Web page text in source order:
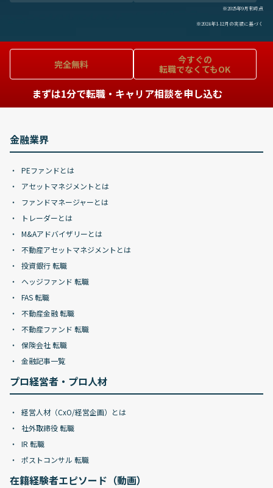
※2025年9月末時点
※2024年1-12月の実績に基づく
完全無料
今すぐの
転職でなくてもOK
まずは1分で転職・キャリア相談を申し込む
金融業界
PEファンドとは
アセットマネジメントとは
ファンドマネージャーとは
トレーダーとは
M&Aアドバイザリーとは
不動産アセットマネジメントとは
投資銀行 転職
ヘッジファンド 転職
FAS 転職
不動産金融 転職
不動産ファンド 転職
保険会社 転職
金融記事一覧
プロ経営者・プロ人材
経営人材（CxO/経営企画）とは
社外取締役 転職
IR 転職
ポストコンサル 転職
在籍経験者エピソード（動画）